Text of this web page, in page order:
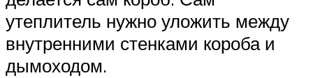
утеплитель нужно уложить между
внутренними стенками короба и
дымоходом.